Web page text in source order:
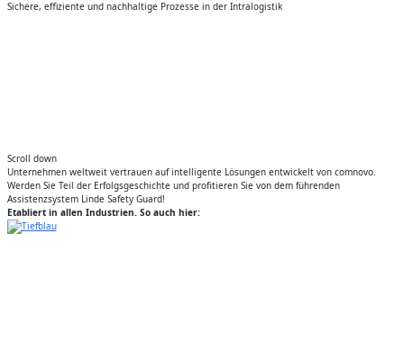
Sichere, effiziente und nachhaltige Prozesse in der Intralogistik
Scroll down
Unternehmen weltweit vertrauen auf intelligente Lösungen entwickelt von comnovo.
Werden Sie Teil der Erfolgsgeschichte und profitieren Sie von dem führenden
Assistenzsystem Linde Safety Guard!
Etabliert in allen Industrien. So auch hier: